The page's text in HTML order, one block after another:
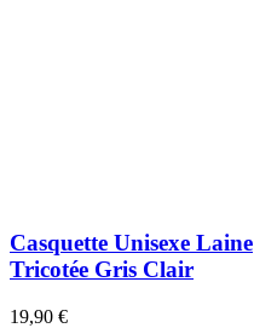
Casquette Unisexe Laine
Tricotée Gris Clair
19,90 €